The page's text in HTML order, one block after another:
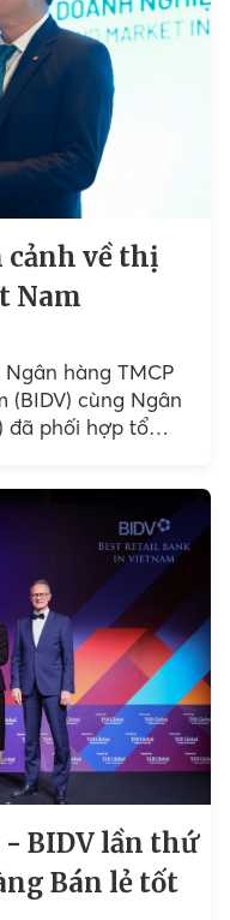
về thị
Nam
hàng TMCP
(BIDV) cùng Ngân
đã phối hợp tổ
BIDV lần thứ
Bán lẻ tốt